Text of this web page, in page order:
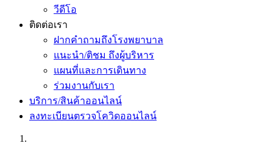
วีดีโอ
ติดต่อเรา
ฝากคำถามถึงโรงพยาบาล
แนะนำ/ติชม ถึงผู้บริหาร
แผนที่และการเดินทาง
ร่วมงานกับเรา
บริการ/สินค้าออนไลน์
ลงทะเบียนตรวจโควิดออนไลน์